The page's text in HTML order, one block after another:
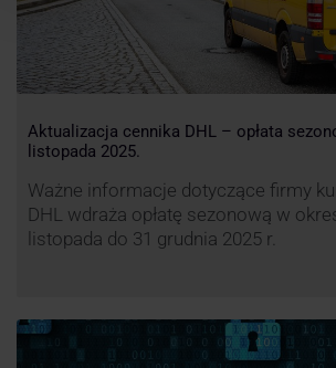
Aktualizacja cennika DHL – opłata
listopada 2025.
Ważne informacje dotyczące firmy
DHL wdraża opłatę sezonową w
listopada do 31 grudnia 2025 r.